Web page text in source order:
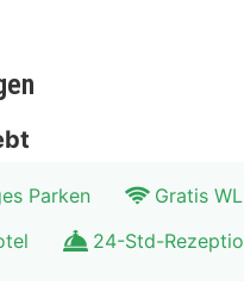
Meter
800 Meter
Kilometer
Parken Gratis
24-Std-